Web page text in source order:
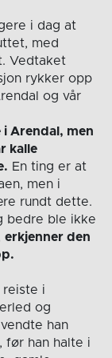
i dag at
med
Vedtaket
rykker opp
og vår
Arendal, men
kalle
En ting er at
men i
rundt dette.
bedre ble ikke
erkjenner den
reiste i
og
han
før han halte i